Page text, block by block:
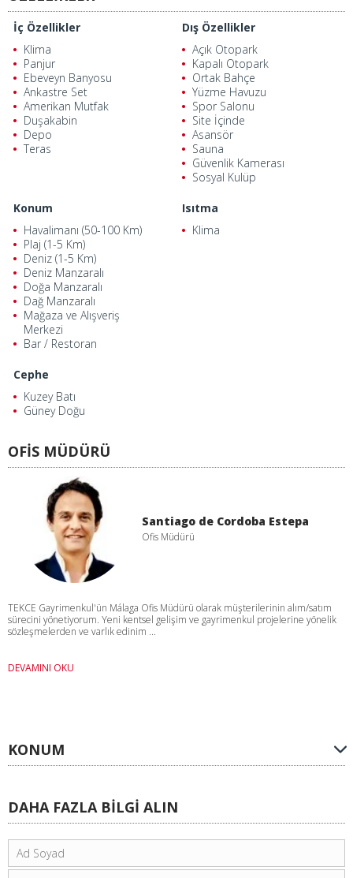
İç Özellikler
Klima
Panjur
Ebeveyn Banyosu
Ankastre Set
Amerikan Mutfak
Duşakabin
Depo
Teras
Dış Özellikler
Açık Otopark
Kapalı Otopark
Ortak Bahçe
Yüzme Havuzu
Spor Salonu
Site İçinde
Asansör
Sauna
Güvenlik Kamerası
Sosyal Kulüp
Konum
Havalimanı (50-100 Km)
Plaj (1-5 Km)
Deniz (1-5 Km)
Deniz Manzaralı
Doğa Manzaralı
Dağ Manzaralı
Mağaza ve Alışveriş
Merkezi
Bar / Restoran
Isıtma
Klima
Cephe
Kuzey Batı
Güney Doğu
OFİS MÜDÜRÜ
Santiago de Cordoba Estepa
Ofis Müdürü
TEKCE Gayrimenkul'ün Málaga Ofis Müdürü olarak müşterilerinin alım/satım
sürecini yönetiyorum. Yeni kentsel gelişim ve gayrimenkul projelerine yönelik
sözleşmelerden ve varlık edinim ...
DEVAMINI OKU
KONUM
DAHA FAZLA BİLGİ ALIN